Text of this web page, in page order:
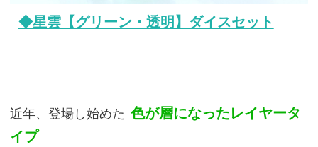
◆星雲【グリーン・透明】ダイスセット
近年、登場し始めた 色が層になったレイヤータ
イプ